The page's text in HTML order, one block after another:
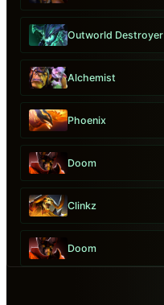
Outworld Destroyer
Alchemist
Phoenix
Doom
Clinkz
Doom